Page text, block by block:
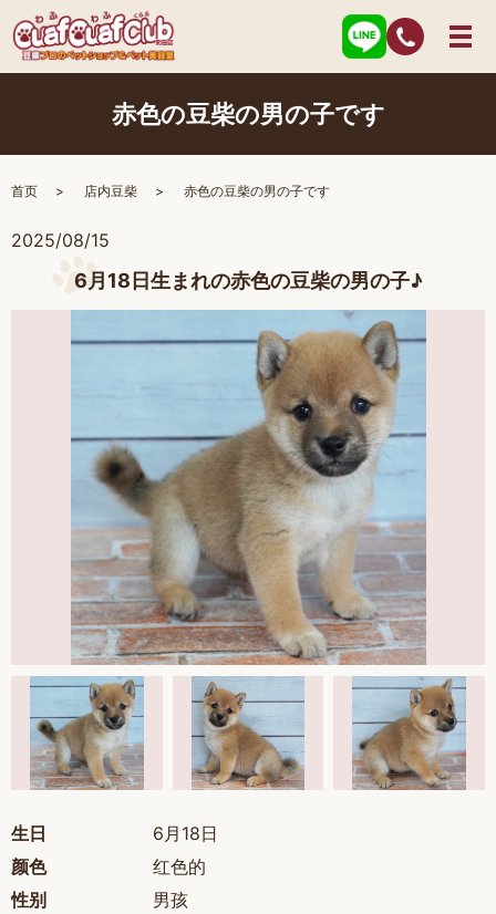
赤色の豆柴の男の子です
首页 店内豆柴 赤色の豆柴の男の子です
2025/08/15
6月18日生まれの赤色の豆柴の男の子♪
生日
6月18日
颜色
红色的
性别
男孩